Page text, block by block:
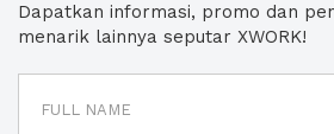
Dapatkan informasi, promo dan
menarik lainnya seputar XWORK!